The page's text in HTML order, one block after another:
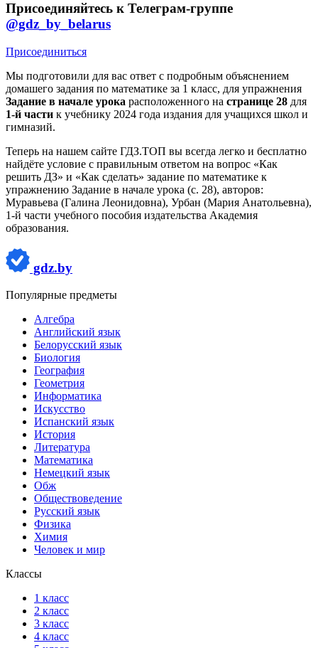
Присоединяйтесь к Телеграм-группе
@gdz_by_belarus
Присоединиться
Мы подготовили для вас ответ c подробным объяснением
домашего задания по математике за 1 класс, для упражнения
Задание в начале урока расположенного на странице 28 для
1-й части к учебнику 2024 года издания для учащихся школ и
гимназий.
Теперь на нашем сайте ГДЗ.ТОП вы всегда легко и бесплатно
найдёте условие с правильным ответом на вопрос «Как
решить ДЗ» и «Как сделать» задание по математике к
упражнению Задание в начале урока (с. 28), авторов:
Муравьева (Галина Леонидовна), Урбан (Мария Анатольевна),
1-й части учебного пособия издательства Академия
образования.
gdz.by
Популярные предметы
Алгебра
Английский язык
Белорусский язык
Биология
География
Геометрия
Информатика
Искусство
Испанский язык
История
Литература
Математика
Немецкий язык
Обж
Обществоведение
Русский язык
Физика
Химия
Человек и мир
Классы
1 класс
2 класс
3 класс
4 класс